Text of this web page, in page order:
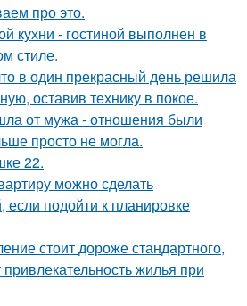
про это.
кухни - гостиной выполнен в
стиле.
в один прекрасный день решила
оставив технику в покое.
от мужа - отношения были
просто не могла.
22.
можно сделать
подойти к планировке
стоит дороже стандартного,
жилья при